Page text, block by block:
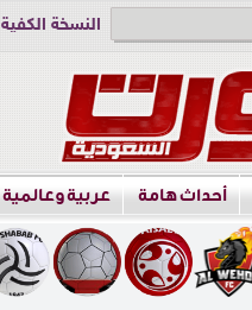
النسخة الكفية
أحداث هامة عربية وعالمية